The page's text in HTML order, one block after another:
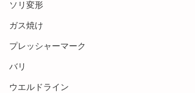
ソリ変形
ガス焼け
プレッシャーマーク
バリ
ウエルドライン